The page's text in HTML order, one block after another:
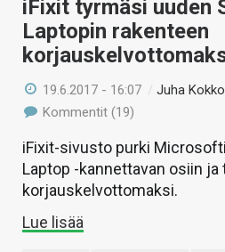
iFixit tyrmäsi uuden
Laptopin rakenteen
19.6.2017 - 16:07 /Juha
Kommentit (19)
iFixit-sivusto purki
Laptop -kannettavan osiin
korjauskelvottomaksi.
Lue lisää